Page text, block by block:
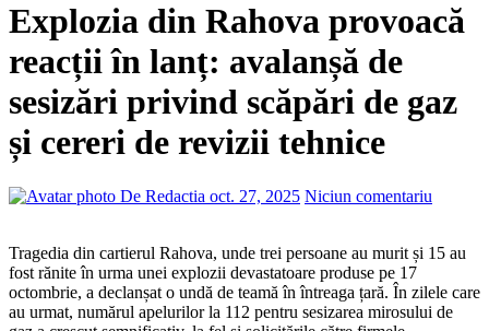
Explozia din Rahova provoacă
reacții în lanț: avalanșă de
sesizări privind scăpări de gaz
și cereri de revizii tehnice
De Redactia oct. 27, 2025 Niciun comentariu
Tragedia din cartierul Rahova, unde trei persoane au murit și 15 au
fost rănite în urma unei explozii devastatoare produse pe 17
octombrie, a declanșat o undă de teamă în întreaga țară. În zilele care
au urmat, numărul apelurilor la 112 pentru sesizarea mirosului de